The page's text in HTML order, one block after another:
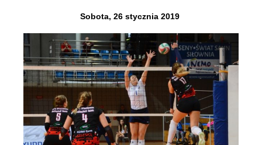
Sobota, 26 stycznia 2019